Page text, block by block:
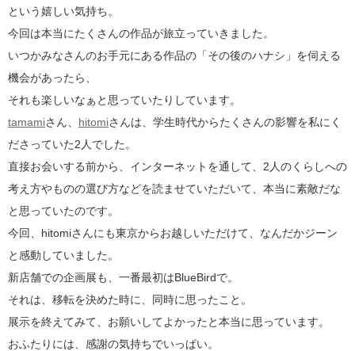
という嬉しい気持ち。
今回は本当にたくさんの作品が旅立っていきました。
いつかみなさんのお手元にある作品の「その後のハナシ」を伺える
機会があったら、
それも楽しいなぁと思っていたりしています。
tamamiさん、 hitomiさんは、学生時代からたくさんの影響を私にく
ださっていた2人でした。
直接お会いする前から、インターネットを通して、2人のくらしへの
考え方やものの選び方などを読ませていただいて、本当に素敵だな
と思っていたのです。
今回、hitomiさんにも東京からお越しいただけて、なんだかジーン
と感動していました。
新店舗での企画展も、一番最初はBlueBirdで。
それは、移転を決めた時に、同時に思ったこと。
展示を終えてみて、お願いしてよかったと本当に思っています。
おふたりには、感謝の気持ちでいっぱい。